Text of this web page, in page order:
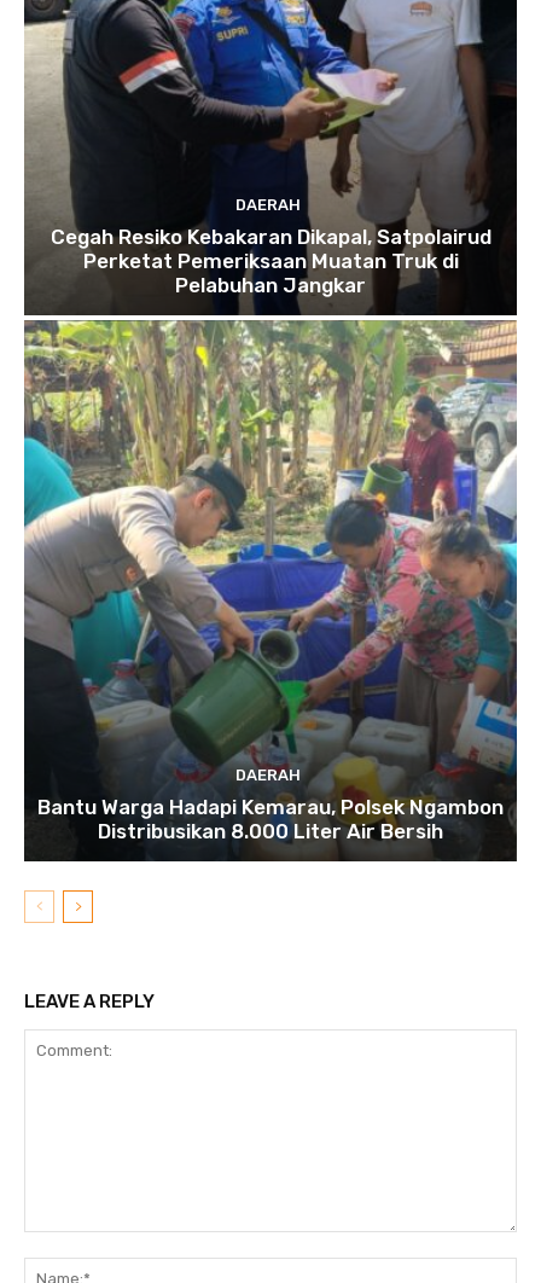
DAERAH
Cegah Resiko Kebakaran Dikapal, Satpolairud
Perketat Pemeriksaan Muatan Truk di
Pelabuhan Jangkar
DAERAH
Bantu Warga Hadapi Kemarau, Polsek Ngambon
Distribusikan 8.000 Liter Air Bersih
LEAVE A REPLY